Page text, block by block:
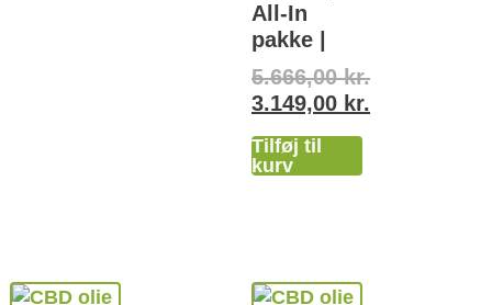
All-In
pakke |
5.666,00kr.
3.149,00 kr.
Tilføj til
kurv